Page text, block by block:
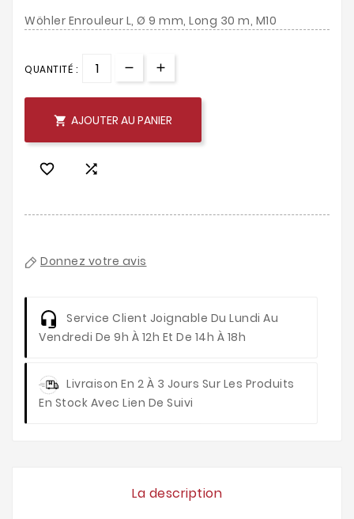
Wöhler Enrouleur L, Ø 9 mm, Long 30 m, M10
QUANTITÉ :
 AJOUTER AU PANIER
 
Donnez votre avis
Service Client Joignable Du Lundi Au
Vendredi De 9h À 12h Et De 14h À 18h
Livraison En 2 À 3 Jours Sur Les Produits
En Stock Avec Lien De Suivi
La description